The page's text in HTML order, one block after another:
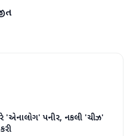
'એનાલોગ' પનીર, નકલી 'ચીઝ'